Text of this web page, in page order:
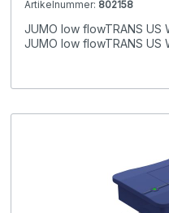
Artikelnummer: 802158
JUMO low flowTRANS US
JUMO low flowTRANS US